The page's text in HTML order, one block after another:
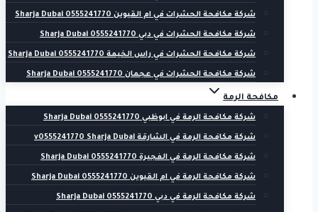
شركة مكافحة الحشرات في ام القيوين 0555241770 Sharja Dubai
شركة مكافحة الحشرات في دبي 0555241770 Sharja Dubai
شركة مكافحة الحشرات في راس الخيمة 0555241770 Sharja Dubai
شركة مكافحة الحشرات في عجمان 0555241770 Sharja Dubai
مكافحة الرمة
شركة مكافحة الرمة في ابوظبي 0555241770 Sharja Dubai
شركة مكافحة الرمة في الشارقة v0555241770 Sharja Dubai
شركة مكافحة الرمة في الفجيرة 0555241770 Sharja Dubai
شركة مكافحة الرمة في ام القيوين 0555241770 Sharja Dubai
شركة مكافحة الرمة في دبي 0555241770 Sharja Dubai